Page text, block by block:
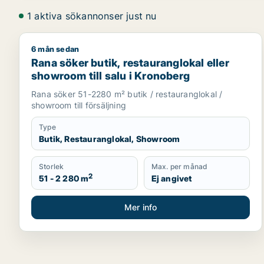
1 aktiva sökannonser just nu
Rana söker butik, restauranglokal eller showroom
6 mån sedan
Rana söker butik, restauranglokal eller
showroom till salu i Kronoberg
Rana söker 51-2280 m² butik / restauranglokal /
showroom till försäljning
Type
Butik, Restauranglokal, Showroom
Storlek
51 - 2 280 m2
Max. per månad
Ej angivet
Mer info